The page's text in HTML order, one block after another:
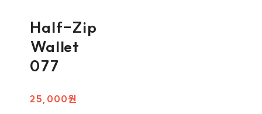
Half-Zip
Wallet
077
25,000원